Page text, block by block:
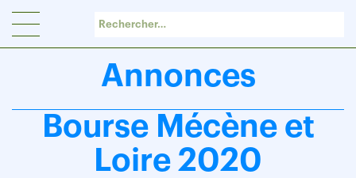
Annonces
Bourse Mécène et
Loire 2020